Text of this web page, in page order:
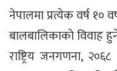
नेपालमा प्रत्येक वर्ष
बालबालिकाको विवाह
राष्ट्रिय जनगणना,